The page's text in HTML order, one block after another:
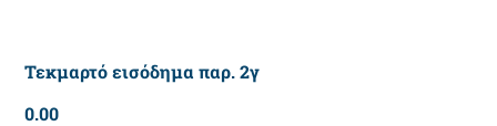
Τεκμαρτό εισόδημα παρ. 2γ
0.00